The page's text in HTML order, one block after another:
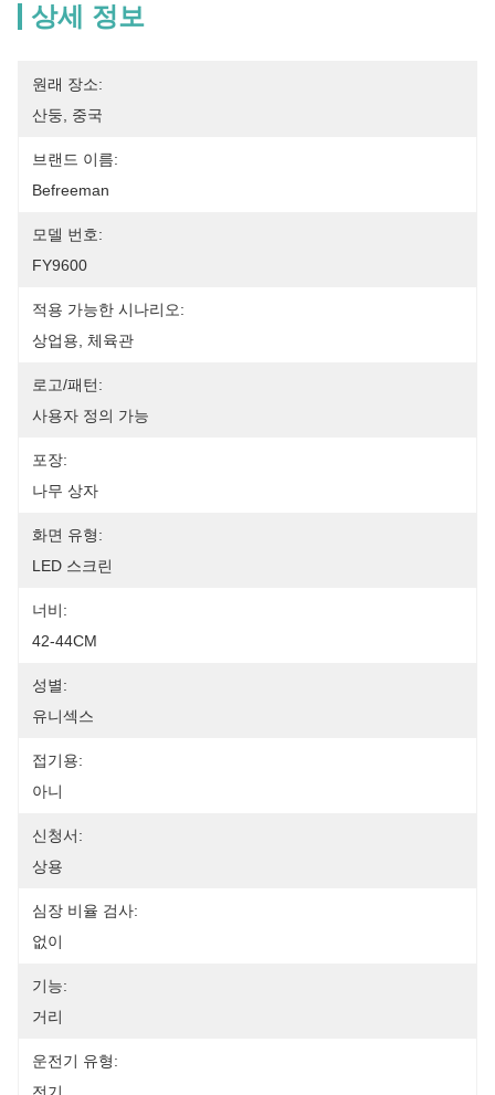
상세 정보
원래 장소:
산둥, 중국
브랜드 이름:
Befreeman
모델 번호:
FY9600
적용 가능한 시나리오:
상업용, 체육관
로고/패턴:
사용자 정의 가능
포장:
나무 상자
화면 유형:
LED 스크린
너비:
42-44CM
성별:
유니섹스
접기용:
아니
신청서:
상용
심장 비율 검사:
없이
기능:
거리
운전기 유형: